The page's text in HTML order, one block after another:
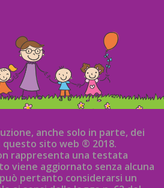
anche solo in parte, dei
sito web ® 2018.
rappresenta una testata
viene aggiornato senza alcuna
pertanto considerarsi un